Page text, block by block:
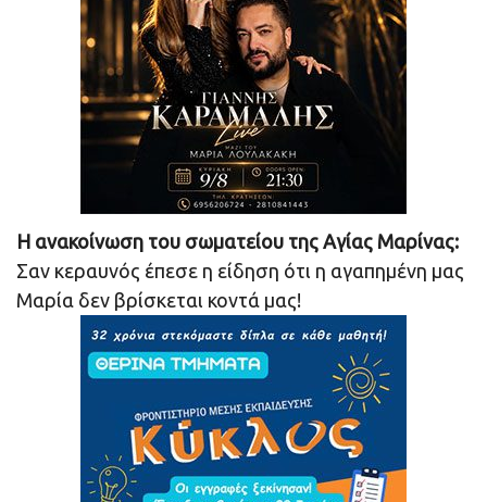
Η ανακοίνωση του σωματείου της Αγίας Μαρίνας:
Σαν κεραυνός έπεσε η είδηση ότι η αγαπημένη μας
Μαρία δεν βρίσκεται κοντά μας!